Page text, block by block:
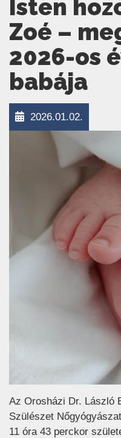
Isten
Zoé –
2026-os
babája
2026.01.02.
Az Orosházi Dr. László
Szülészet
11 óra 43 perckor